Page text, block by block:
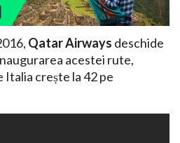
Qatar Airways deschide
acestei rute,
crește la 42 pe